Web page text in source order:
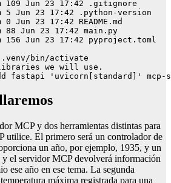
Jun 23 17:42 .gitignore
Jun 23 17:42 .python-version
23 17:42 README.md
Jun 23 17:42 main.py
Jun 23 17:42 pyproject.toml
.venv/bin/activate
we will use.
fastapi 'uvicorn[standard]' mcp-
MCP y dos herramientas distintas para
utilice. El primero será un controlador de
un año, por ejemplo, 1935, y un
el servidor MCP devolverá información
ese año en ese tema. La segunda
máxima registrada para una